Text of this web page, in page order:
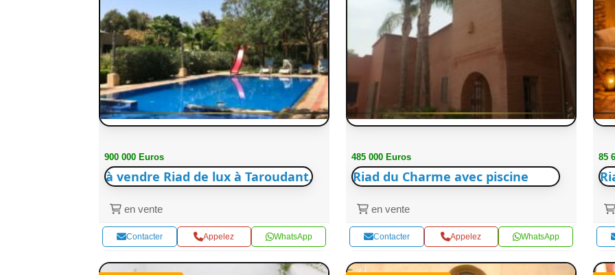
900 000 Euros
à vendre Riad de lux à Taroudant.
en vente
Contacter Appelez WhatsApp
485 000 Euros
Riad du Charme avec piscine
en vente
Contacter Appelez WhatsApp
85